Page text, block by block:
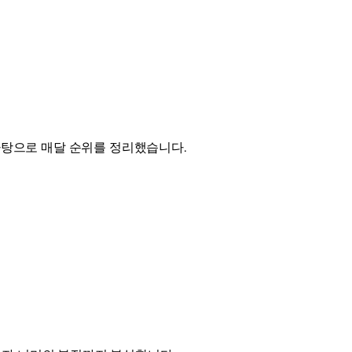
으로 매달 순위를 정리했습니다.